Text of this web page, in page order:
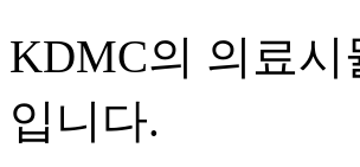
KDMC의 의료
입니다.